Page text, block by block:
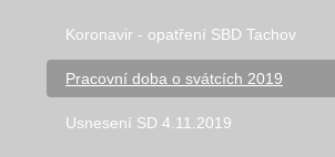
Koronavir - opatření SBD Tachov
Pracovní doba o svátcích 2019
Usnesení SD 4.11.2019